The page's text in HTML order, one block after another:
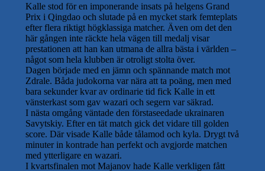
Kalle stod för en imponerande insats på helgens Grand
Prix i Qingdao och slutade på en mycket stark femteplats
efter flera riktigt högklassiga matcher. Även om det den
här gången inte räckte hela vägen till medalj visar
prestationen att han kan utmana de allra bästa i världen –
något som hela klubben är otroligt stolta över.
Dagen började med en jämn och spännande match mot
Zdrale. Båda judokorna var nära att ta poäng, men med
bara sekunder kvar av ordinarie tid fick Kalle in ett
vänsterkast som gav wazari och segern var säkrad.
I nästa omgång väntade den förstaseedade ukrainaren
Savytskiy. Efter en tät match gick det vidare till golden
score. Där visade Kalle både tålamod och kyla. Drygt två
minuter in kontrade han perfekt och avgjorde matchen
med ytterligare en wazari.
I kvartsfinalen mot Majanov hade Kalle verkligen fått